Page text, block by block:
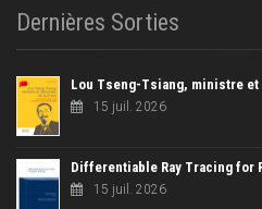
Dernières Sorties
Lou Tseng-Tsiang, ministre et
15 juil. 2026
Differentiable Ray Tracing for
15 juil. 2026